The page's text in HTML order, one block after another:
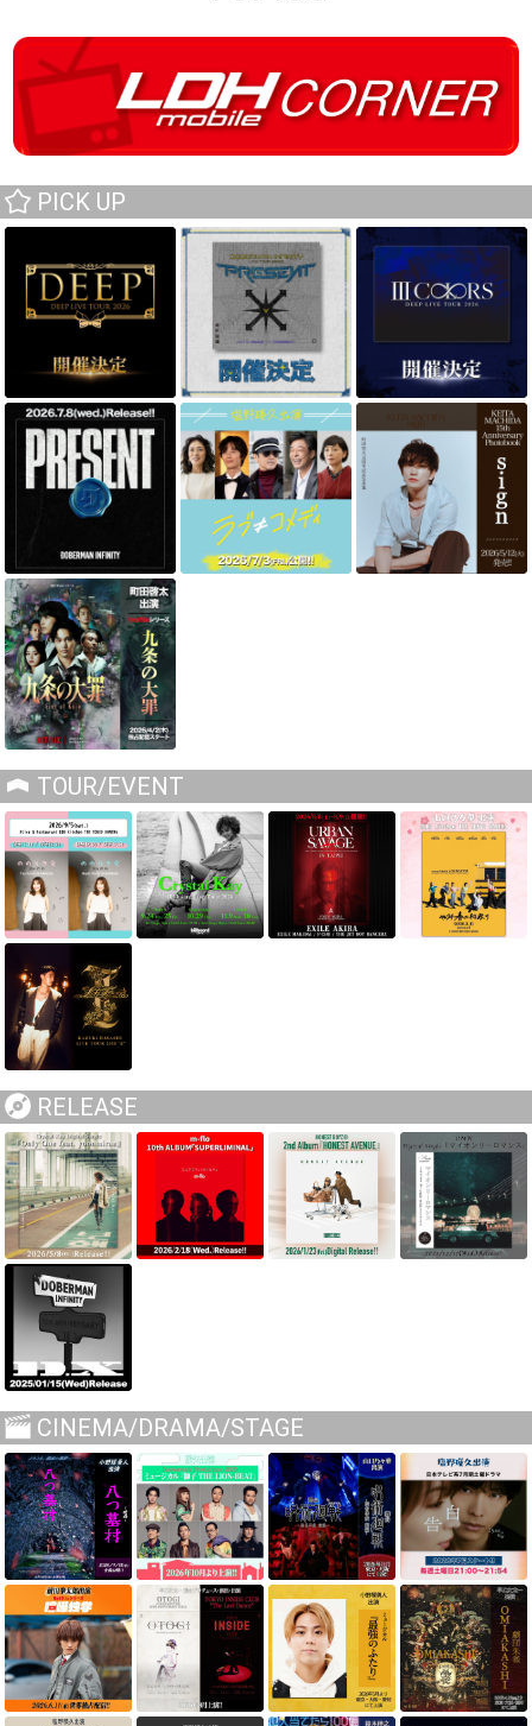
PICK UP
TOUR/EVENT
RELEASE
CINEMA/DRAMA/STAGE